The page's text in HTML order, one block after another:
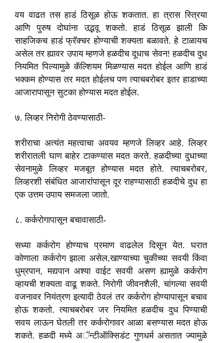
वय वाढत तस हाडं ठिसूळ होऊ शकतात. हा त्रास स्त्रिया
आणि पुरुष दोघांना उद्भवू शकतो. हाडं ठिसूळ झाली कि
साहजिकच हाडं फ्रॅक्चर होण्याची शक्यता बळावते. हे टाळायच
असेल तर ह्यावर उपाय म्हणजे हळदीच दूधाच सेवन! हळदीच दुध
नियमित पिल्यामुळे कॅल्शियम मिळण्यास मदत होईल आणि हाडं
भक्कम होण्यास तर मदत होईलच पण त्याचबरोबर इतर हाडाच्या
आजारापासून सुटका होण्यास मदत होईल.
७. लिव्हर निरोगी ठेवण्यासाठी-
शरीराचा अत्यंत महत्वाचा अवयव म्हणजे लिव्हर आहे. लिव्हर
शरीरातली घाण बाहेर टाकण्यास मदत करते. हळदीच्या दुधाच्या
सेवनामुळे लिव्हर मजबूत होण्यास मदत होते. त्याचबरोबर,
लिव्हरशी संबंधित आजारांपासून दूर राहण्यासाठी हळदीचे दुध हा
एक उत्तम उपाय समजला जातो.
८. कर्करोगापासून बचावासाठी-
सध्या कर्करोग होण्याच प्रमाण वाढलेल दिसून येत. घरात
कोणाला कर्करोग झाला असेल,खाण्याच्या चुकीच्या सवयी किंवा
धुम्रपान, मद्यपान अश्या वाईट सवयी असण ह्यामुळे कर्करोग
व्हायची शक्यता वाढू शकते. निरोगी जीवनशैली, चांगल्या सवयी
वजनावर नियंत्रण इत्यादी ठेवलं तर कर्करोग होण्यापासून बचाव
होऊ शकतो. त्याचबरोबर जर नियमित हळदीच दुध पिण्याची
सवय लाऊन घेतली तर कर्करोगावर आळा बसण्यास मदत होऊ
शकते. हळदी मध्ये अॅन्टीऑक्सिडंट गुणधर्म असतात ज्यामुळे